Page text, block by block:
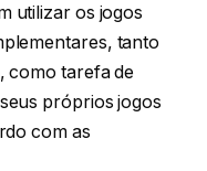
utilizar os jogos
tanto
como tarefa de
próprios jogos
com as